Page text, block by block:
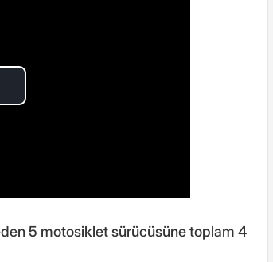
5 motosiklet sürücüsüne toplam 4